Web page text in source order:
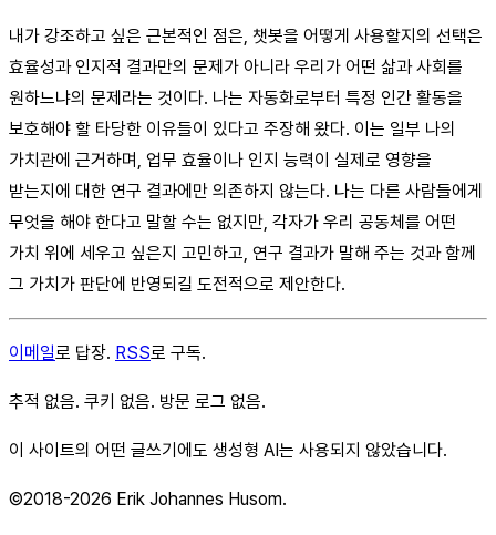
내가 강조하고 싶은 근본적인 점은, 챗봇을 어떻게 사용할지의 선택은
효율성과 인지적 결과만의 문제가 아니라 우리가 어떤 삶과 사회를
원하느냐의 문제라는 것이다. 나는 자동화로부터 특정 인간 활동을
보호해야 할 타당한 이유들이 있다고 주장해 왔다. 이는 일부 나의
가치관에 근거하며, 업무 효율이나 인지 능력이 실제로 영향을
받는지에 대한 연구 결과에만 의존하지 않는다. 나는 다른 사람들에게
무엇을 해야 한다고 말할 수는 없지만, 각자가 우리 공동체를 어떤
가치 위에 세우고 싶은지 고민하고, 연구 결과가 말해 주는 것과 함께
그 가치가 판단에 반영되길 도전적으로 제안한다.
이메일로 답장. RSS로 구독.
추적 없음. 쿠키 없음. 방문 로그 없음.
이 사이트의 어떤 글쓰기에도 생성형 AI는 사용되지 않았습니다.
©2018-2026 Erik Johannes Husom.